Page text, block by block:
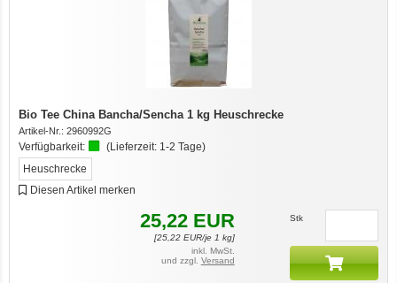
Bio Tee China Bancha/Sencha 1 kg Heuschrecke
Artikel-Nr.: 2960992G
Verfügbarkeit: (Lieferzeit: 1-2 Tage)
Heuschrecke
Diesen Artikel merken
25,22 EUR
[25,22EUR/je 1 kg]
inkl. MwSt.
und zzgl. Versand
Stk